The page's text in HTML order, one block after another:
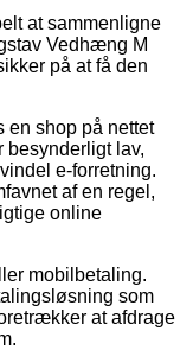
at sammenligne
Vedhæng M
på at få den
en shop på nettet
besynderligt lav,
e-forretning.
af en regel,
online
mobilbetaling.
som
at afdrage